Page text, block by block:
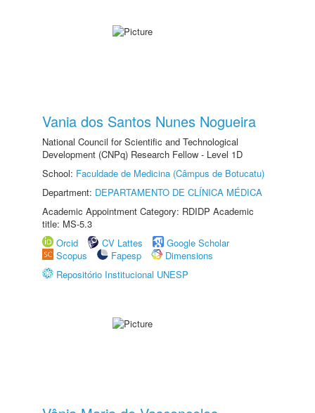
Vania dos Santos Nunes Nogueira
National Council for Scientific and Technological
Development (CNPq) Research Fellow - Level 1D
School: Faculdade de Medicina (Câmpus de Botucatu)
Department: DEPARTAMENTO DE CLÍNICA MÉDICA
Academic Appointment Category: RDIDP Academic
title: MS-5.3
Orcid
CV Lattes
Google Scholar
Scopus
Fapesp
Dimensions
Repositório Institucional UNESP